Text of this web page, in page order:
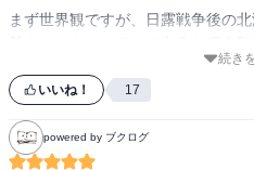
まず世界観ですが、日露戦争後の
素を盛り込んだ、リアル史実と都
雄大な自然さえも時折牙をむくリ
す。
続き
いいね！ 17
powered by ブクログ